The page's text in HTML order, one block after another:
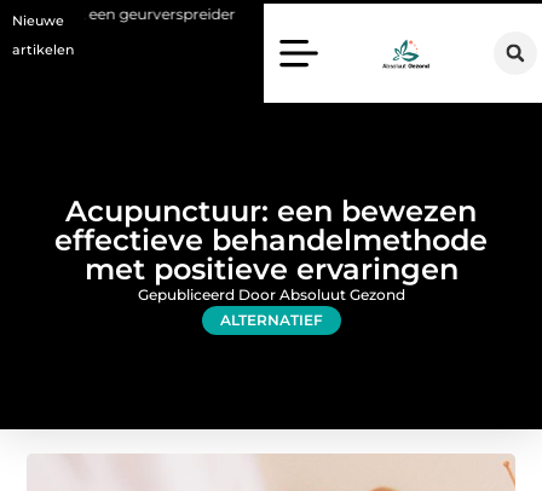
Nieuwe
artikelen
Haaruitval aanpakken: wat een haartransplantatie
Acupunctuur: een bewezen
effectieve behandelmethode
met positieve ervaringen
ALTERNATIEF
Gepubliceerd Door Absoluut Gezond